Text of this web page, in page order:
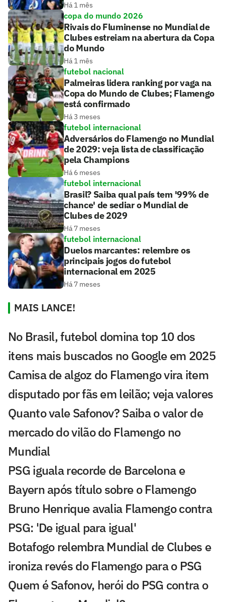
Há 1 mês
copa do mundo 2026
Rivais do Fluminense no Mundial de
Clubes estreiam na abertura da Copa
do Mundo
Há 1 mês
futebol nacional
Palmeiras lidera ranking por vaga na
Copa do Mundo de Clubes; Flamengo
está confirmado
Há 3 meses
futebol internacional
Adversários do Flamengo no Mundial
de 2029: veja lista de classificação
pela Champions
Há 6 meses
futebol internacional
Brasil? Saiba qual país tem '99% de
chance' de sediar o Mundial de
Clubes de 2029
Há 7 meses
futebol internacional
Duelos marcantes: relembre os
principais jogos do futebol
internacional em 2025
Há 7 meses
MAIS LANCE!
No Brasil, futebol domina top 10 dos
itens mais buscados no Google em 2025
Camisa de algoz do Flamengo vira item
disputado por fãs em leilão; veja valores
Quanto vale Safonov? Saiba o valor de
mercado do vilão do Flamengo no
Mundial
PSG iguala recorde de Barcelona e
Bayern após título sobre o Flamengo
Bruno Henrique avalia Flamengo contra
PSG: 'De igual para igual'
Botafogo relembra Mundial de Clubes e
ironiza revés do Flamengo para o PSG
Quem é Safonov, herói do PSG contra o